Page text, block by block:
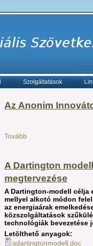
Szolgáltatások
Az Anonim
Tovább
A Dartington
megtervezése
A Dartington-modell célja
mellyel alkotó módon
az energiaárak
közszolgáltatások
technológiák bevezetése
Letölthető anyagok:
adartingtonmodell.doc